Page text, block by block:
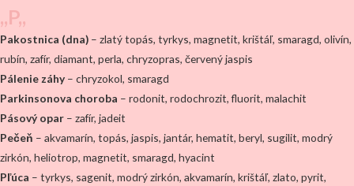
,,P,,
Pakostnica (dna) – zlatý topás, tyrkys, magnetit, krištáľ, smaragd, olivín,
rubín, zafír, diamant, perla, chryzopras, červený jaspis
Pálenie záhy – chryzokol, smaragd
Parkinsonova choroba – rodonit, rodochrozit, fluorit, malachit
Pásový opar – zafír, jadeit
Pečeň – akvamarín, topás, jaspis, jantár, hematit, beryl, sugilit, modrý
zirkón, heliotrop, magnetit, smaragd, hyacint
Pľúca – tyrkys, sagenit, modrý zirkón, akvamarín, krištáľ, zlato, pyrit,